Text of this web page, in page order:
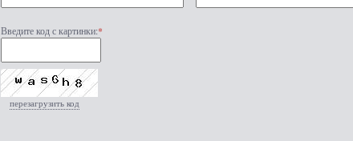
Введите код с картинки:*
перезагрузить код